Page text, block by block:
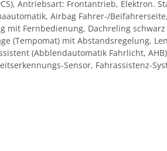
Antriebsart: Frontantrieb, Elektron.
Airbag Fahrer-/
Fernbedienung, Dachreling schwarz
(Tempomat) mit Abstandsregelung,
(Abblendautomatik Fahrlicht,
Sensor, Fahrassistenz-